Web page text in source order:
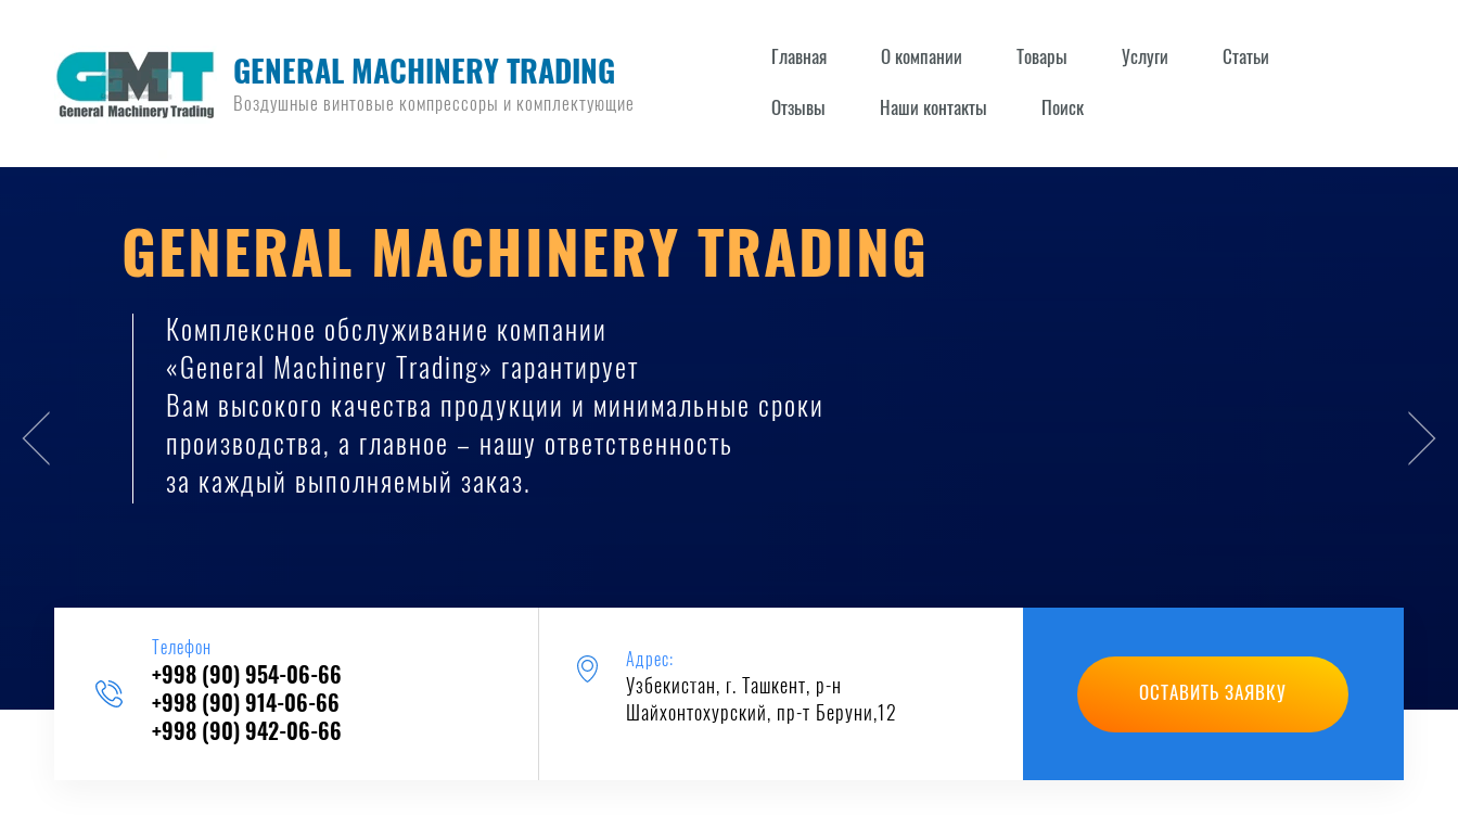
GENERAL MACHINERY TRADING
Воздушные винтовые компрессоры и комплектующие
Главная О компании Товары Услуги Статьи
Отзывы Наши контакты Поиск
GENERAL MACHINERY TRADING
Комплексное обслуживание компании
«General Machinery Trading» гарантирует
Вам высокого качества продукции и минимальные сроки
производства, а главное – нашу ответственность
за каждый выполняемый заказ.
Телефон
+998 (90) 954-06-66
+998 (90) 914-06-66
+998 (90) 942-06-66
Адрес:
Узбекистан, г. Ташкент, р-н
Шайхонтохурский, пр-т Беруни,12
ОСТАВИТЬ ЗАЯВКУ